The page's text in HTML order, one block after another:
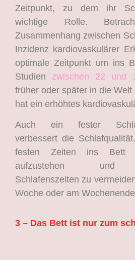
Zeitpunkt, zu dem ihr
wichtige Rolle.
Zusammenhang zwischen
Inzidenz kardiovaskulärer
optimale Zeitpunkt um ins
Studien zwischen 22 und
früher oder später in die Welt
hat ein erhöhtes
Auch ein fester Schlaf-
verbessert die
festen Zeiten ins Bett
aufzustehen und
Schlafenszeiten zu
Woche oder am
3 – Das Bett ist nur zum